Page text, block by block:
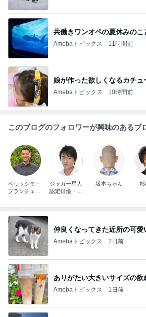
共働きワンオペの夏休みのこ
Amebaトピックス 11時間前
娘が作った欲しくなるカチュ
Amebaトピックス 10時間前
このブログのフォロワーが興味のあるブ
ベリッシモ・
フランチェス
ジャガー星人
認定俳優・原
坂本ちゃん 杉
仲良くなってきた近所の可愛
Amebaトピックス 2日前
ありがたい大きいサイズの飲
Amebaトピックス 1日前